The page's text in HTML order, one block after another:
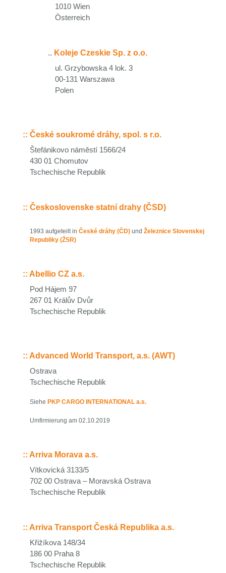
1010 Wien
Österreich
.. Koleje Czeskie Sp. z o.o.
ul. Grzybowska 4 lok. 3
00-131 Warszawa
Polen
:: České soukromé dráhy, spol. s r.o.
Štefánikovo náměstí 1566/24
430 01 Chomutov
Tschechische Republik
:: Československe statní drahy (ČSD)
1993 aufgeteilt in České dráhy (ČD) und Železnice Slovenskej
Republiky (ŽSR)
:: Abellio CZ a.s.
Pod Hájem 97
267 01 Králův Dvůr
Tschechische Republik
:: Advanced World Transport, a.s. (AWT)
Ostrava
Tschechische Republik
Siehe PKP CARGO INTERNATIONAL a.s.
Umfirmierung am 02.10.2019
:: Arriva Morava a.s.
Vítkovická 3133/5
702 00 Ostrava – Moravská Ostrava
Tschechische Republik
:: Arriva Transport Česká Republika a.s.
Křižíkova 148/34
186 00 Praha 8
Tschechische Republik